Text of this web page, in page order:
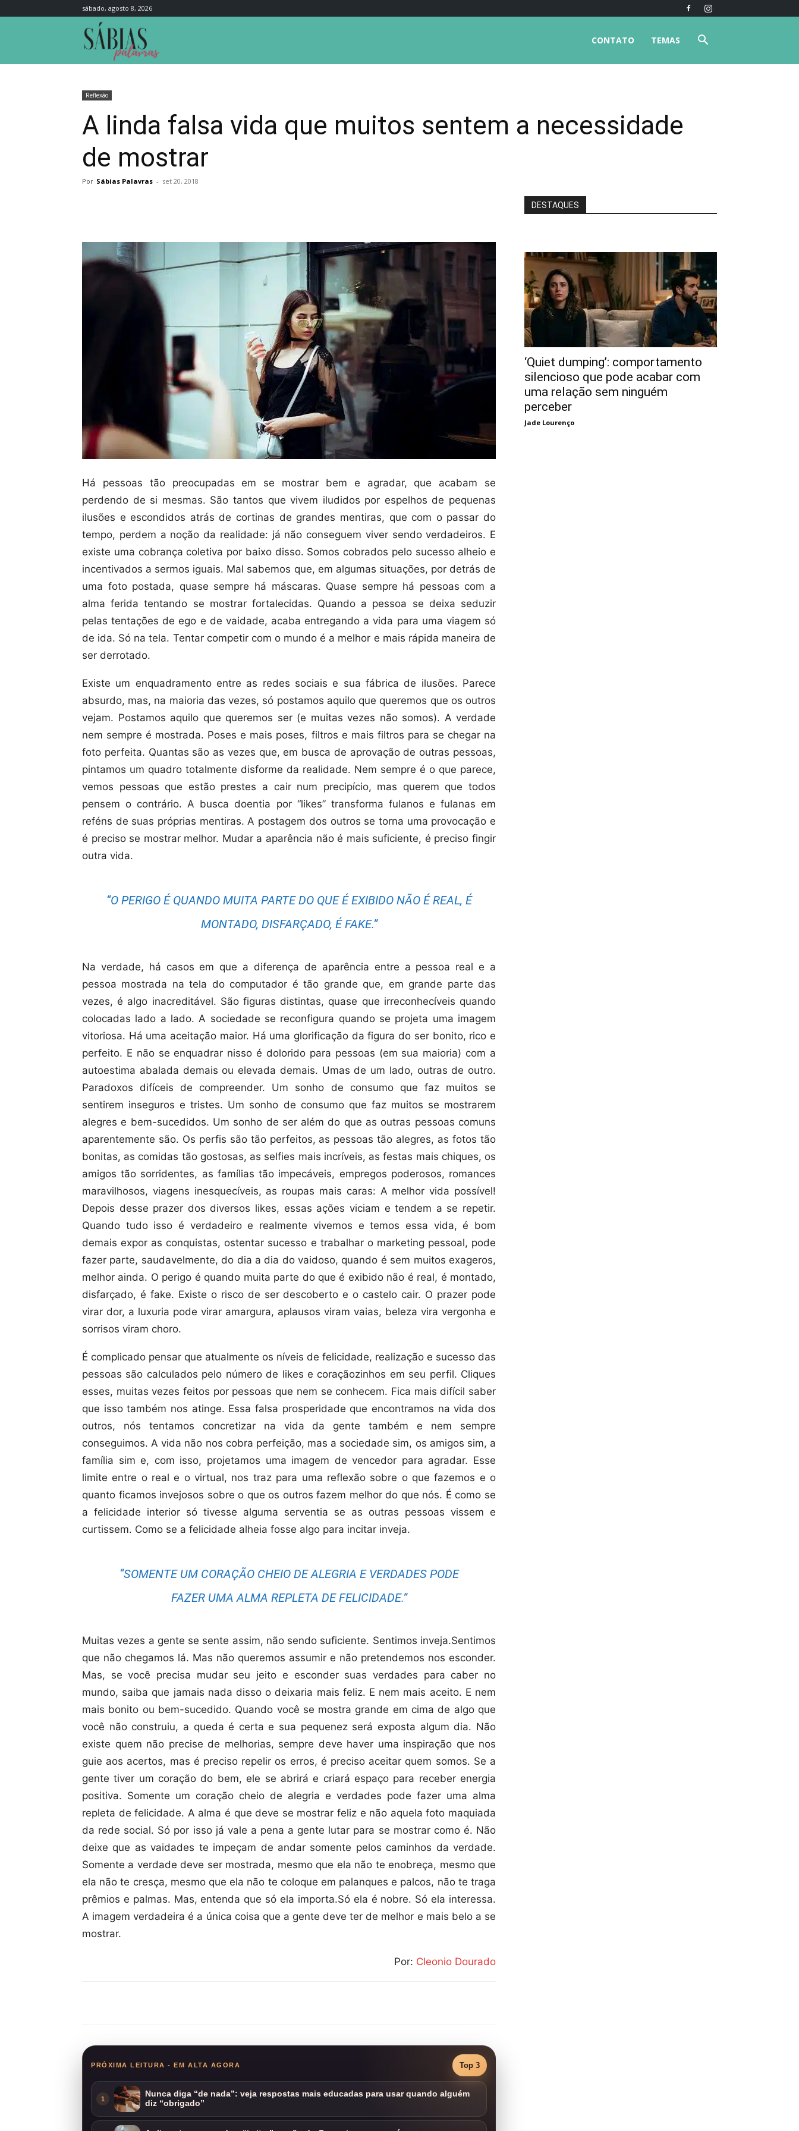
sábado, agosto 8, 2026
TEMAS
CONTATO
Reflexão
A linda falsa vida que muitos sentem a necessidade
de mostrar
Por Sábias Palavras - set 20, 2018
Há pessoas tão preocupadas em se mostrar bem e agradar, que acabam se
perdendo de si mesmas. São tantos que vivem iludidos por espelhos de pequenas
ilusões e escondidos atrás de cortinas de grandes mentiras, que com o passar do
tempo, perdem a noção da realidade: já não conseguem viver sendo verdadeiros. E
existe uma cobrança coletiva por baixo disso. Somos cobrados pelo sucesso alheio e
incentivados a sermos iguais. Mal sabemos que, em algumas situações, por detrás de
uma foto postada, quase sempre há máscaras. Quase sempre há pessoas com a
alma ferida tentando se mostrar fortalecidas. Quando a pessoa se deixa seduzir
pelas tentações de ego e de vaidade, acaba entregando a vida para uma viagem só
de ida. Só na tela. Tentar competir com o mundo é a melhor e mais rápida maneira de
ser derrotado.
Existe um enquadramento entre as redes sociais e sua fábrica de ilusões. Parece
absurdo, mas, na maioria das vezes, só postamos aquilo que queremos que os outros
vejam. Postamos aquilo que queremos ser (e muitas vezes não somos). A verdade
nem sempre é mostrada. Poses e mais poses, filtros e mais filtros para se chegar na
foto perfeita. Quantas são as vezes que, em busca de aprovação de outras pessoas,
pintamos um quadro totalmente disforme da realidade. Nem sempre é o que parece,
vemos pessoas que estão prestes a cair num precipício, mas querem que todos
pensem o contrário. A busca doentia por “likes” transforma fulanos e fulanas em
reféns de suas próprias mentiras. A postagem dos outros se torna uma provocação e
é preciso se mostrar melhor. Mudar a aparência não é mais suficiente, é preciso fingir
outra vida.
“O PERIGO É QUANDO MUITA PARTE DO QUE É EXIBIDO NÃO É REAL, É
MONTADO, DISFARÇADO, É FAKE.”
Na verdade, há casos em que a diferença de aparência entre a pessoa real e a
pessoa mostrada na tela do computador é tão grande que, em grande parte das
vezes, é algo inacreditável. São figuras distintas, quase que irreconhecíveis quando
colocadas lado a lado. A sociedade se reconfigura quando se projeta uma imagem
vitoriosa. Há uma aceitação maior. Há uma glorificação da figura do ser bonito, rico e
perfeito. E não se enquadrar nisso é dolorido para pessoas (em sua maioria) com a
autoestima abalada demais ou elevada demais. Umas de um lado, outras de outro.
Paradoxos difíceis de compreender. Um sonho de consumo que faz muitos se
sentirem inseguros e tristes. Um sonho de consumo que faz muitos se mostrarem
alegres e bem-sucedidos. Um sonho de ser além do que as outras pessoas comuns
aparentemente são. Os perfis são tão perfeitos, as pessoas tão alegres, as fotos tão
bonitas, as comidas tão gostosas, as selfies mais incríveis, as festas mais chiques, os
amigos tão sorridentes, as famílias tão impecáveis, empregos poderosos, romances
maravilhosos, viagens inesquecíveis, as roupas mais caras: A melhor vida possível!
Depois desse prazer dos diversos likes, essas ações viciam e tendem a se repetir.
Quando tudo isso é verdadeiro e realmente vivemos e temos essa vida, é bom
demais expor as conquistas, ostentar sucesso e trabalhar o marketing pessoal, pode
fazer parte, saudavelmente, do dia a dia do vaidoso, quando é sem muitos exageros,
melhor ainda. O perigo é quando muita parte do que é exibido não é real, é montado,
disfarçado, é fake. Existe o risco de ser descoberto e o castelo cair. O prazer pode
virar dor, a luxuria pode virar amargura, aplausos viram vaias, beleza vira vergonha e
sorrisos viram choro.
É complicado pensar que atualmente os níveis de felicidade, realização e sucesso das
pessoas são calculados pelo número de likes e coraçãozinhos em seu perfil. Cliques
esses, muitas vezes feitos por pessoas que nem se conhecem. Fica mais difícil saber
que isso também nos atinge. Essa falsa prosperidade que encontramos na vida dos
outros, nós tentamos concretizar na vida da gente também e nem sempre
conseguimos. A vida não nos cobra perfeição, mas a sociedade sim, os amigos sim, a
família sim e, com isso, projetamos uma imagem de vencedor para agradar. Esse
limite entre o real e o virtual, nos traz para uma reflexão sobre o que fazemos e o
quanto ficamos invejosos sobre o que os outros fazem melhor do que nós. É como se
a felicidade interior só tivesse alguma serventia se as outras pessoas vissem e
curtissem. Como se a felicidade alheia fosse algo para incitar inveja.
“SOMENTE UM CORAÇÃO CHEIO DE ALEGRIA E VERDADES PODE
FAZER UMA ALMA REPLETA DE FELICIDADE.”
Muitas vezes a gente se sente assim, não sendo suficiente. Sentimos inveja.Sentimos
que não chegamos lá. Mas não queremos assumir e não pretendemos nos esconder.
Mas, se você precisa mudar seu jeito e esconder suas verdades para caber no
mundo, saiba que jamais nada disso o deixaria mais feliz. E nem mais aceito. E nem
mais bonito ou bem-sucedido. Quando você se mostra grande em cima de algo que
você não construiu, a queda é certa e sua pequenez será exposta algum dia. Não
existe quem não precise de melhorias, sempre deve haver uma inspiração que nos
guie aos acertos, mas é preciso repelir os erros, é preciso aceitar quem somos. Se a
gente tiver um coração do bem, ele se abrirá e criará espaço para receber energia
positiva. Somente um coração cheio de alegria e verdades pode fazer uma alma
repleta de felicidade. A alma é que deve se mostrar feliz e não aquela foto maquiada
da rede social. Só por isso já vale a pena a gente lutar para se mostrar como é. Não
deixe que as vaidades te impeçam de andar somente pelos caminhos da verdade.
Somente a verdade deve ser mostrada, mesmo que ela não te enobreça, mesmo que
ela não te cresça, mesmo que ela não te coloque em palanques e palcos, não te traga
prêmios e palmas. Mas, entenda que só ela importa.Só ela é nobre. Só ela interessa.
A imagem verdadeira é a única coisa que a gente deve ter de melhor e mais belo a se
mostrar.
Por: Cleonio Dourado
PRÓXIMA LEITURA - EM ALTA AGORA Top 3
1
Nunca diga “de nada”: veja respostas mais educadas para usar quando alguém
diz “obrigado”
DESTAQUES
‘Quiet dumping’: comportamento
silencioso que pode acabar com
uma relação sem ninguém
perceber
Jade Lourenço